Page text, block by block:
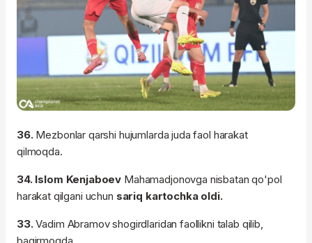
36. Mezbonlar qarshi hujumlarda juda faol harakat
qilmoqda.
34. Islom Kenjaboev Mahamadjonovga nisbatan qo'pol
harakat qilgani uchun sariq kartochka oldi.
33.Vadim Abramov shogirdlaridan faollikni talab qilib,